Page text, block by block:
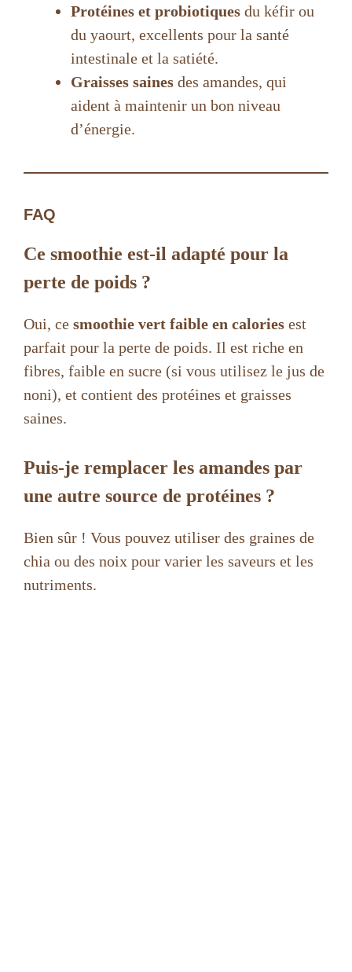
Protéines et probiotiques du kéfir ou
du yaourt, excellents pour la santé
intestinale et la satiété.
Graisses saines des amandes, qui
aident à maintenir un bon niveau
d’énergie.
FAQ
Ce smoothie est-il adapté pour la
perte de poids ?
Oui, ce smoothie vert faible en calories est
parfait pour la perte de poids. Il est riche en
fibres, faible en sucre (si vous utilisez le jus de
noni), et contient des protéines et graisses
saines.
Puis-je remplacer les amandes par
une autre source de protéines ?
Bien sûr ! Vous pouvez utiliser des graines de
chia ou des noix pour varier les saveurs et les
nutriments.